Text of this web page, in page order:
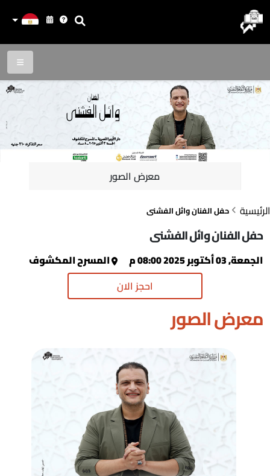
معرض الصور
الرئيسية
حفل الفنان وائل الفشنى
حفل الفنان وائل الفشنى
الجمعة, 03 أكتوبر 2025 08:00 م
المسرح المكشوف
احجز الان
معرض الصور